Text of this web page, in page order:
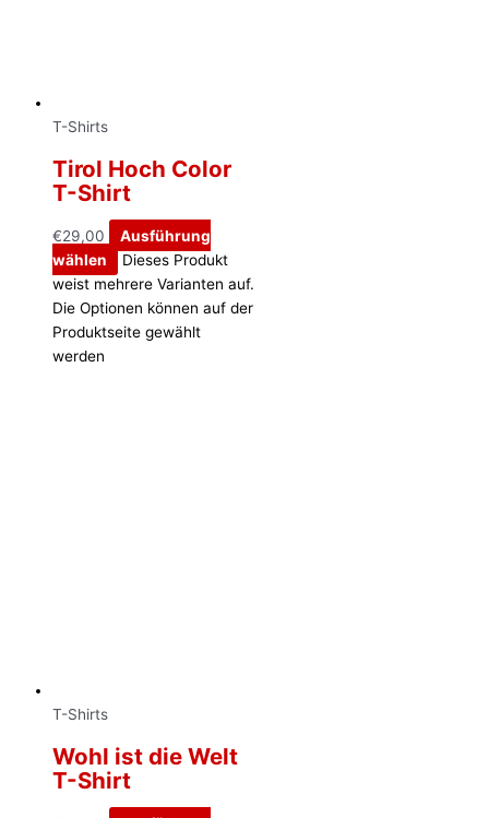
T-Shirts
Tirol Hoch Color
T-Shirt
€29,00
Ausführung
wählen
Dieses Produkt
weist mehrere Varianten auf.
Die Optionen können auf der
Produktseite gewählt
werden
T-Shirts
Wohl ist die Welt
T-Shirt